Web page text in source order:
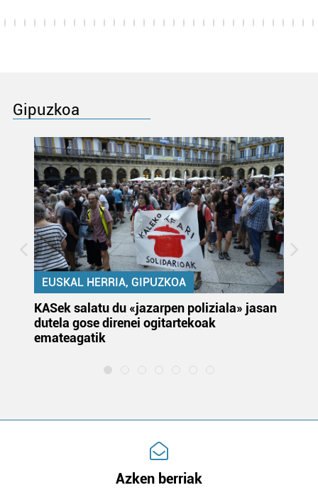
Gipuzkoa
EUSKAL HERRIA, GIPUZKOA
KASek salatu du «jazarpen poliziala» jasan
dutela gose direnei ogitartekoak
emateagatik
Azken berriak